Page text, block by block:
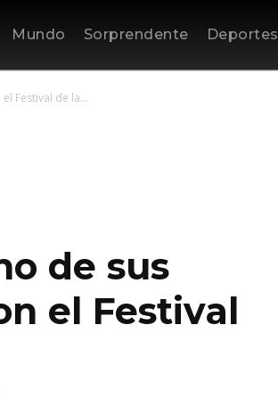
Mundo Sorprendente Deportes
Festival de la...
de sus
el Festival